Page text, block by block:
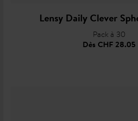
Lensy Daily Clever
Pack à 30
Dès CHF 28.05